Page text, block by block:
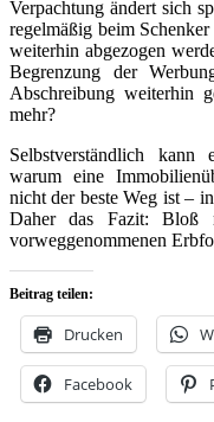
Verpachtung ändert sich
regelmäßig beim
weiterhin abgezogen
Begrenzung der
Abschreibung weiterhin
mehr?
Selbstverständlich
warum eine
nicht der beste Weg ist –
Daher das Fazit: Bloß
vorweggenommenen
Beitrag teilen:
Drucken
Facebook